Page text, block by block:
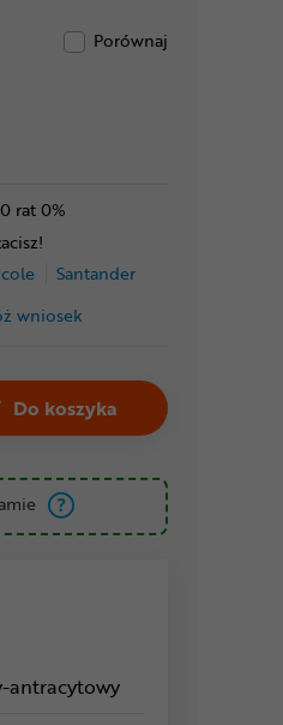
Porównaj
rat 0%
Santander
wniosek
Do koszyka
antracytowy